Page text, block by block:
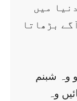
میں
بڑھاتا
وہ شبنم
وہ